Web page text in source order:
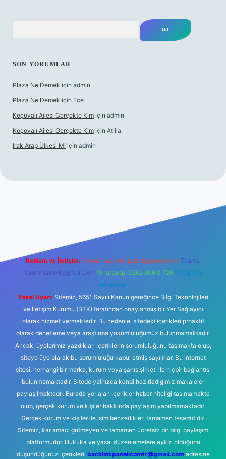
SON YORUMLAR
Plaza Ne Demek için admin
Plaza Ne Demek için Ece
Koçovalı Ailesi Gerçekte Kim için admin
Koçovalı Ailesi Gerçekte Kim için Atilla
Irak Arap Ülkesi Mi için admin
Reklam ve İletişim: E-mail: backlinkpaneli@gmail.com Teams:
forumhizmeti@gmail.com Whatsapp: 0262 606 0 726 Telegram:
@karabul
Yasal Uyarı: Sitemiz, 5651 Sayılı Kanun gereğince Bilgi Teknolojileri
ve İletişim Kurumu (BTK) tarafından onaylanmış bir Yer Sağlayıcı
olarak hizmet vermektedir. Bu nedenle, sitedeki içerikleri proaktif
olarak denetleme veya araştırma yükümlülüğümüz bulunmamaktadır.
Ancak, üyelerimiz yazdıkları içeriklerin sorumluluğunu taşımakta olup,
siteye üye olarak bu sorumluluğu kabul etmiş sayılırlar. Bu internet
sitesi, herhangi bir marka, kurum veya şahıs şirketi ile hiçbir bağlantısı
bulunmamaktadır. Sitede yalnızca kendi hazırladığımız makaleler
paylaşılmaktadır. Burada yer alan içerikler haber niteliği taşımamakta
olup, gerçek kurum ve kişiler hakkında paylaşım yapılmamaktadır.
Gerçek kurum ve kişiler ile isim benzerlikleri tamamen tesadüfidir.
Sitemiz, kar amacı gütmeyen ve tamamen ücretsiz bir bilgi paylaşım
platformudur. Hukuka ve yasal düzenlemelere aykırı olduğunu
düşündüğünüz içerikleri, backlinkpanelicomtr@gmail.comadresine